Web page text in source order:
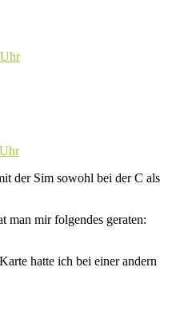
der Sim sowohl bei der C als
man mir folgendes geraten:
hatte ich bei einer andern